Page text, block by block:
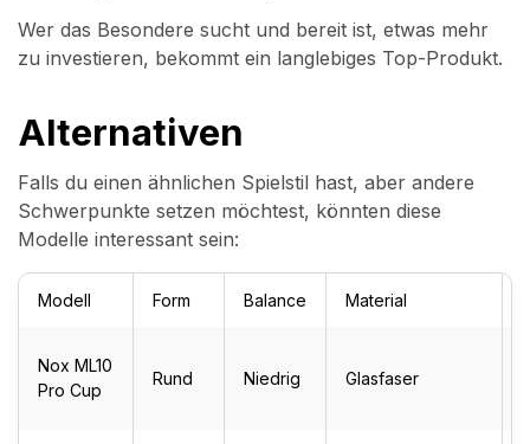
Wer das Besondere sucht und bereit ist, etwas mehr
zu investieren, bekommt ein langlebiges Top-Produkt.
Alternativen
Falls du einen ähnlichen Spielstil hast, aber andere
Schwerpunkte setzen möchtest, könnten diese
Modelle interessant sein:
Modell Form Balance Material
Nox ML10
Pro Cup
Rund Niedrig Glasfaser